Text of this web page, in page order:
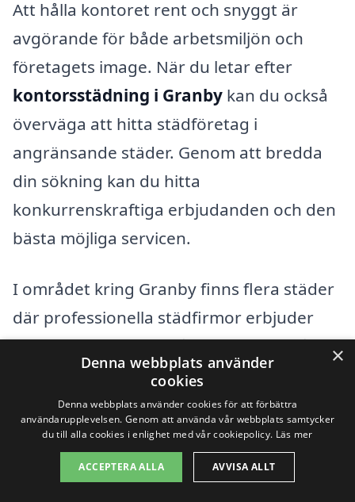
Att hålla kontoret rent och snyggt är
avgörande för både arbetsmiljön och
företagets image. När du letar efter
kontorsstädning i Granby kan du också
överväga att hitta städföretag i
angränsande städer. Genom att bredda
din sökning kan du hitta
konkurrenskraftiga erbjudanden och den
bästa möjliga servicen.
I området kring Granby finns flera städer
där professionella städfirmor erbjuder
sina tjänster. Här är några exempel på
orter där du kan söka efter
kontorsstädning:
Sigtuna
×
Denna webbplats använder
cookies
Denna webbplats använder cookies för att förbättra
användarupplevelsen. Genom att använda vår webbplats samtycker
du till alla cookies i enlighet med vår cookiepolicy. Läs mer
ACCEPTERA ALLA AVVISA ALLT